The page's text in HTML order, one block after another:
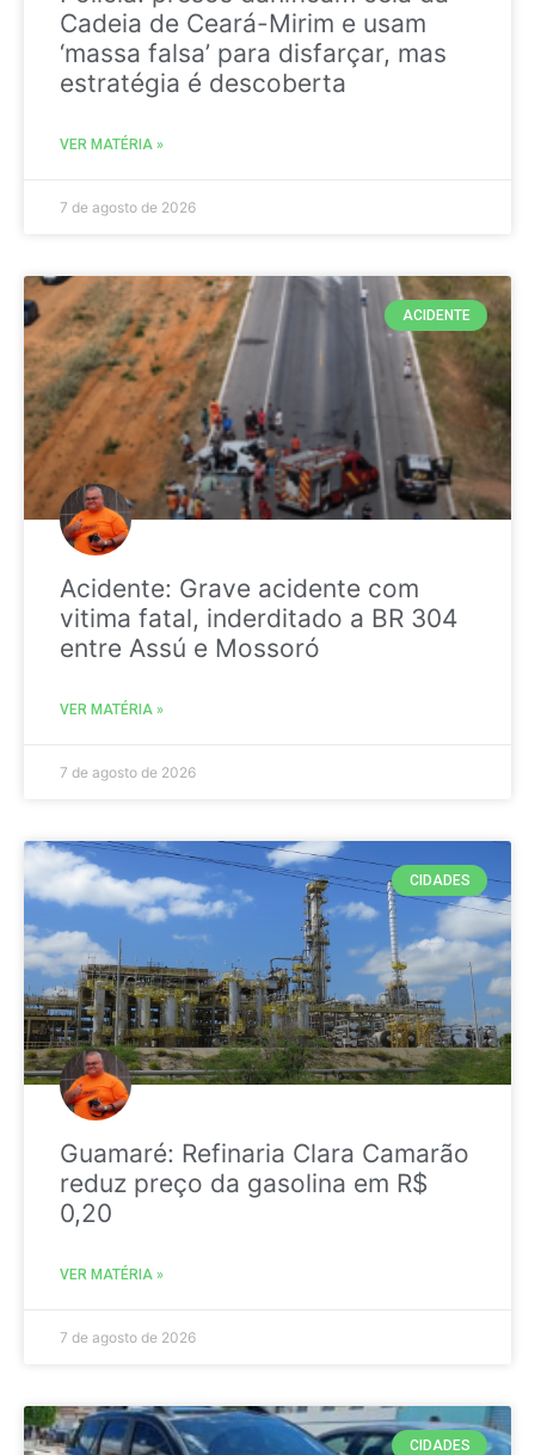
Cadeia de Ceará-Mirim e usam
‘massa falsa’ para disfarçar, mas
estratégia é descoberta
VER MATÉRIA »
7 de agosto de 2026
ACIDENTE
Acidente: Grave acidente com
vitima fatal, inderditado a BR 304
entre Assú e Mossoró
VER MATÉRIA »
7 de agosto de 2026
CIDADES
Guamaré: Refinaria Clara Camarão
reduz preço da gasolina em R$
0,20
VER MATÉRIA »
7 de agosto de 2026
CIDADES